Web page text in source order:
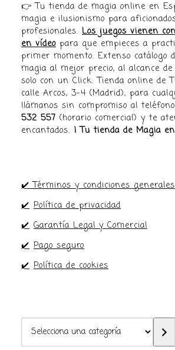
👉 Tu tienda de magia online en
magia e ilusionismo para
profesionales. Los juegos vienen
en vídeo para que empieces a
primer momento. Extenso catálogo
magia al mejor precio, al alcance
solo con un Click. Tienda online de
calle Arcos, 3-4 (Madrid), para
llámanos sin compromiso al
532 557 (horario comercial) y te
encantados. ¡ Tu tienda de Magia
✔️ Términos y condiciones generales
✔️ Política de privacidad
✔️ Garantía Legal y Comercial
✔️ Pago seguro
✔️ Política de cookies
Selecciona
una